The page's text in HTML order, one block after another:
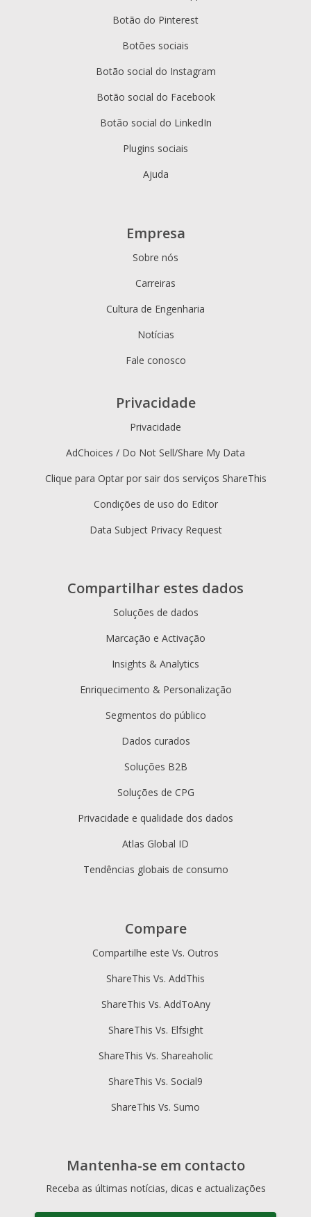
Botão do Pinterest
Botões sociais
Botão social do Instagram
Botão social do Facebook
Botão social do LinkedIn
Plugins sociais
Ajuda
Compartilhar estes dados
Soluções de dados
Marcação e Activação
Insights & Analytics
Enriquecimento & Personalização
Segmentos do público
Dados curados
Soluções B2B
Soluções de CPG
Privacidade e qualidade dos dados
Atlas Global ID
Tendências globais de consumo
Empresa
Sobre nós
Carreiras
Cultura de Engenharia
Notícias
Fale conosco
Privacidade
Privacidade
AdChoices / Do Not Sell/Share My Data
Clique para Optar por sair dos serviços ShareThis
Condições de uso do Editor
Data Subject Privacy Request
Compare
Compartilhe este Vs. Outros
ShareThis Vs. AddThis
ShareThis Vs. AddToAny
ShareThis Vs. Elfsight
ShareThis Vs. Shareaholic
ShareThis Vs. Social9
ShareThis Vs. Sumo
Mantenha-se em contacto
Receba as últimas notícias, dicas e actualizações